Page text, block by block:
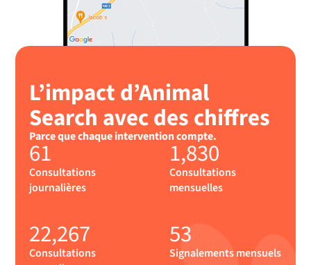
L’impact d’Animal
Search avec des chiffres
Parce que chaque intervention compte.
61
Consultations
journalières
1,830
Consultations
mensuelles
22,267
Consultations
53
Signalements mensuels